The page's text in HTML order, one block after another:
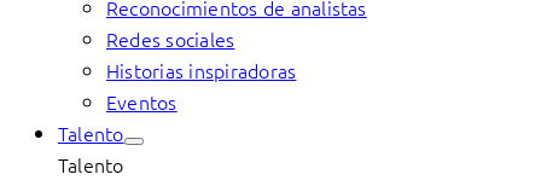
Reconocimientos de analistas
Redes sociales
Historias inspiradoras
Eventos
Talento
Talento